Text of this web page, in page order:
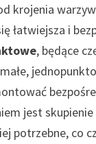
krojenia
łatwiejsza i
, będące
jest
potrzebne, co